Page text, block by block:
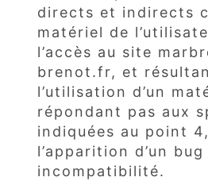
directs et indirects
matériel de
l’accès au site
brenot.fr, et
l’utilisation d’un
répondant pas aux
indiquées au point
l’apparition d’un bug
incompatibilité.